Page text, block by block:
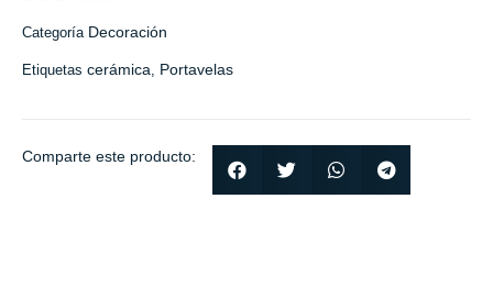
Categoría Decoración
Etiquetas cerámica, Portavelas
Comparte este producto: